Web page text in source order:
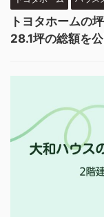
トヨタホームの
28.1坪の総額を公